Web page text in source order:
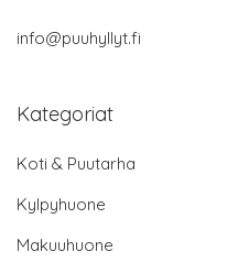
info@puuhyllyt.fi
Kategoriat
Koti & Puutarha
Kylpyhuone
Makuuhuone